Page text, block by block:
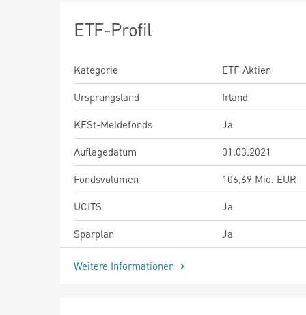
ETF-Profil
Kategorie
ETF Aktien
Ursprungsland
Irland
KESt-Meldefonds
Ja
Auflagedatum
01.03.2021
Fondsvolumen
106,69 Mio. EUR
UCITS
Ja
Sparplan
Ja
Weitere Informationen